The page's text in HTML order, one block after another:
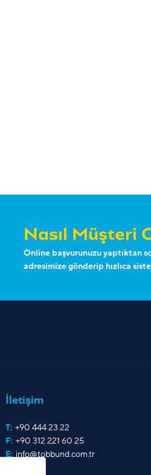
Nasıl Müşteri
Online başvurunuzu yaptıktan
adresimize gönderip hızlıca
İletişim
T: +90 444 23 22
F: +90 312 221 60 25
E: info@tobbund.com.tr